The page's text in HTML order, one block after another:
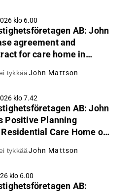
klo 6.00
AB: John
agreement and
for care home in
tykkääJohn Mattson
klo 7.42
AB: John
Positive Planning
Care Home on
tykkääJohn Mattson
klo 6.00
AB: